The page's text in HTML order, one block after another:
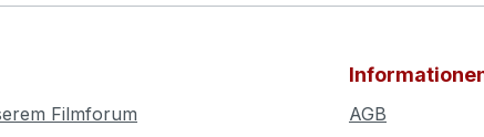
Filmforum
AGB